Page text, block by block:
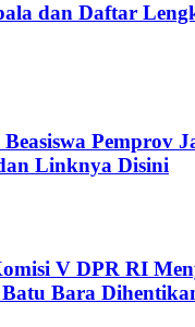
dan Daftar
Pemprov
Linknya Disini
V DPR RI
Bara